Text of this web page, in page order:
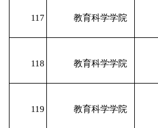
117 教育科学学院
118 教育科学学院
119 教育科学学院